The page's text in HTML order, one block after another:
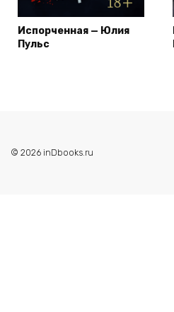
Испорченная — Юлия
Пульс
© 2026 inDbooks.ru